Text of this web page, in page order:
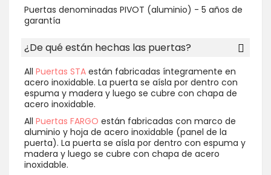
Puertas denominadas PIVOT (aluminio) - 5 años de
garantía
¿De qué están hechas las puertas?
All Puertas STA están fabricadas íntegramente en
acero inoxidable. La puerta se aísla por dentro con
espuma y madera y luego se cubre con chapa de
acero inoxidable.
All Puertas FARGO están fabricadas con marco de
aluminio y hoja de acero inoxidable (panel de la
puerta). La puerta se aísla por dentro con espuma y
madera y luego se cubre con chapa de acero
inoxidable.